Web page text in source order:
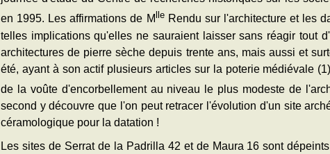
en 1995. Les affirmations de M lleRendu sur l'architecture et les
telles implications qu'elles ne sauraient laisser sans réagir tout
architectures de pierre sèche depuis trente ans, mais aussi et
été, ayant à son actif plusieurs articles sur la poterie médiévale
de la voûte d'encorbellement au niveau le plus modeste de
second y découvre que l'on peut retracer l'évolution d'un site
céramologique pour la datation !
Les sites de Serrat de la Padrilla 42 et de Maura 16 sont